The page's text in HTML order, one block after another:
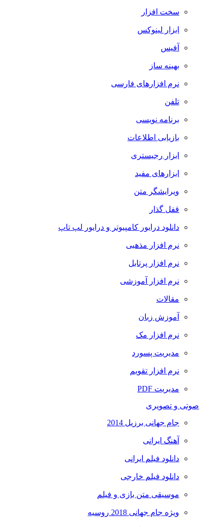
سخت افزار
ابزار لینوکس
آفیس
بهینه ساز
نرم افزارهای فارسی
تلفن
برنامه نویسی
بازیابی اطلاعات
ابزار رجیستری
ابزارهای مفید
ویرایشگر متن
قفل گذار
دانلود درایور کامپیوتر و درایور لپ تاپ
نرم افزار مذهبی
نرم افزار پرتابل
نرم افزار آموزشی
مقالات
آموزش زبان
نرم افزار مک
مدیریت پسورد
نرم افزار تقویم
مدیریت PDF
صوتی و تصویری
جام جهانی برزیل 2014
آهنگ ایرانی
دانلود فیلم ایرانی
دانلود فیلم خارجی
موسیقی متن بازی و فیلم
ویژه جام جهانی 2018 روسیه